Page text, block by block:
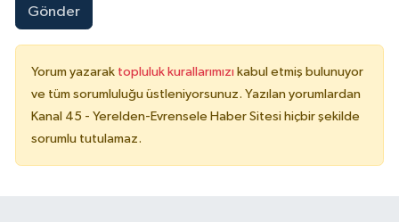
Gönder
Yorum yazarak topluluk kurallarımızı kabul etmiş bulunuyor
ve tüm sorumluluğu üstleniyorsunuz. Yazılan yorumlardan
Kanal 45 - Yerelden-Evrensele Haber Sitesi hiçbir şekilde
sorumlu tutulamaz.